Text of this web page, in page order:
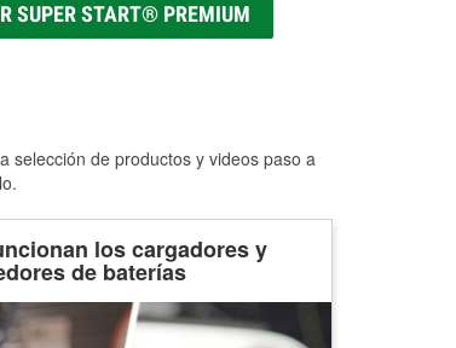
SUPER START® PREMIUM
selección de productos y videos paso a
los cargadores y
de baterías